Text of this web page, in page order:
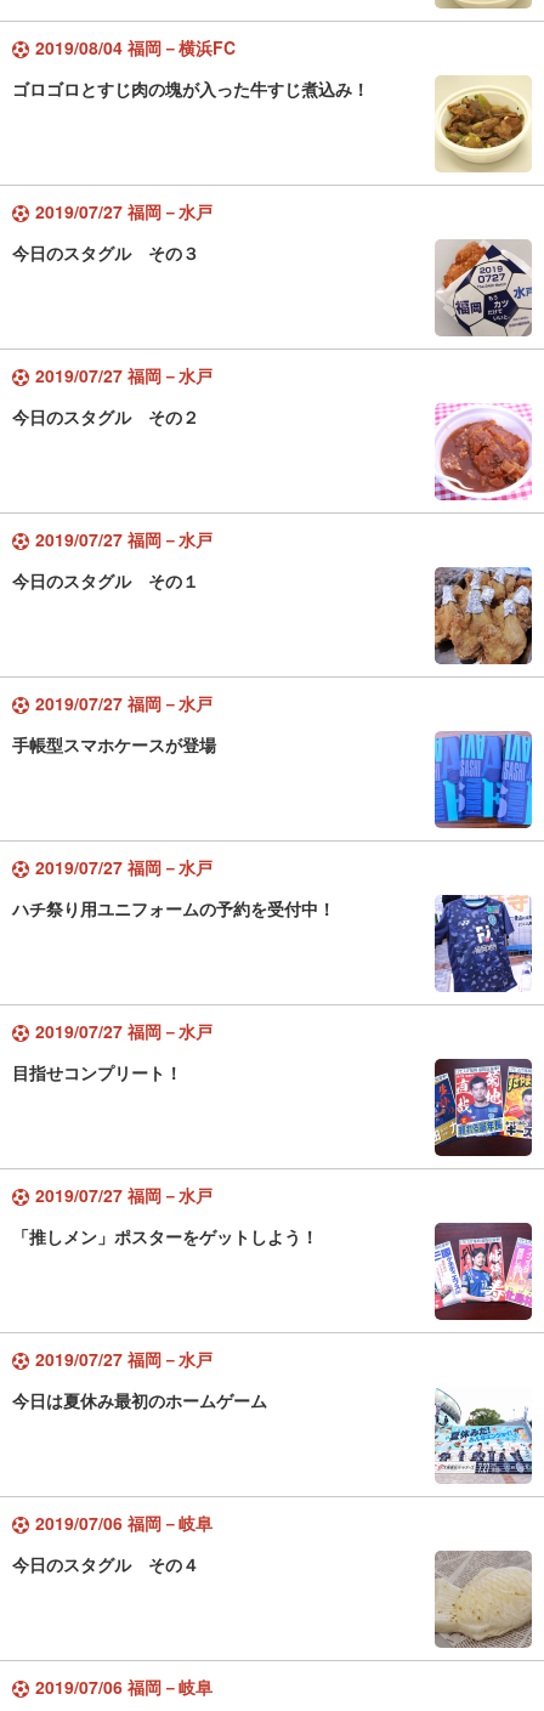
2019/08/04 福岡－横浜FC
ゴロゴロとすじ肉の塊が入った牛すじ煮込み！
2019/07/27 福岡－水戸
今日のスタグル その３
2019/07/27 福岡－水戸
今日のスタグル その２
2019/07/27 福岡－水戸
今日のスタグル その１
2019/07/27 福岡－水戸
手帳型スマホケースが登場
2019/07/27 福岡－水戸
ハチ祭り用ユニフォームの予約を受付中！
2019/07/27 福岡－水戸
目指せコンプリート！
2019/07/27 福岡－水戸
「推しメン」ポスターをゲットしよう！
2019/07/27 福岡－水戸
今日は夏休み最初のホームゲーム
2019/07/06 福岡－岐阜
今日のスタグル その４
2019/07/06 福岡－岐阜